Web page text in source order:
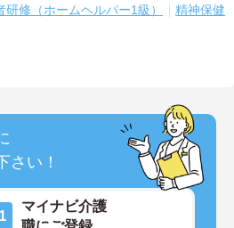
研修（ホームヘルパー1級）
精神保健
さい！
マイナビ介護